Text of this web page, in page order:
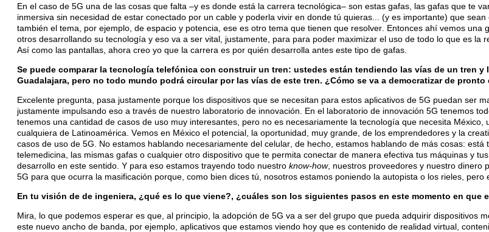
En el caso de 5G una de las cosas que falta –y es donde está la carrera tecnológica– son estas gafas, las gafas que te
inmersiva sin necesidad de estar conectado por un cable y poderla vivir en donde tú quieras... (y es importante) que
también el tema, por ejemplo, de espacio y potencia, ese es otro tema que tienen que resolver. Entonces ahí vemos
otros desarrollando su tecnología y eso va a ser vital, justamente, para para poder maximizar el uso de todo lo que es la
Así como las pantallas, ahora creo yo que la carrera es por quién desarrolla antes este tipo de gafas.
Se puede comparar la tecnología telefónica con construir un tren: ustedes están tendiendo las vías de un tren
Guadalajara, pero no todo mundo podrá circular por las vías de este tren. ¿Cómo se va a democratizar de pronto
Excelente pregunta, pasa justamente porque los dispositivos que se necesitan para estos aplicativos de 5G puedan ser
justamente impulsando eso a través de nuestro laboratorio de innovación. En el laboratorio de innovación 5G tenemos
tenemos una cantidad de casos de uso muy interesantes, pero no es necesariamente la tecnología que necesita
cualquiera de Latinoamérica. Vemos en México el potencial, la oportunidad, muy grande, de los emprendedores y la
casos de uso de 5G. No estamos hablando necesariamente del celular, de hecho, estamos hablando de más cosas: está
telemedicina, las mismas gafas o cualquier otro dispositivo que te permita conectar de manera efectiva tus máquinas y
desarrollo en este sentido. Y para eso estamos trayendo todo nuestro know-how, nuestros proveedores y nuestro dinero
5G para que ocurra la masificación porque, como bien dices tú, nosotros estamos poniendo la autopista o los rieles, pero
En tu visión de de ingeniera, ¿qué es lo que viene?, ¿cuáles son los siguientes pasos en este momento en
Mira, lo que podemos esperar es que, al principio, la adopción de 5G va a ser del grupo que pueda adquirir dispositivos
este nuevo ancho de banda, por ejemplo, aplicativos que estamos viendo hoy que es contenido de realidad virtual,